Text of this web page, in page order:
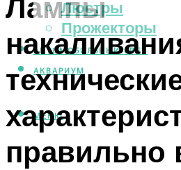
Люстры
Прожекторы
АВТОМОБИЛЬНЫЙ СВЕТ
АКВАРИУМ
МЕНЮ
правильно